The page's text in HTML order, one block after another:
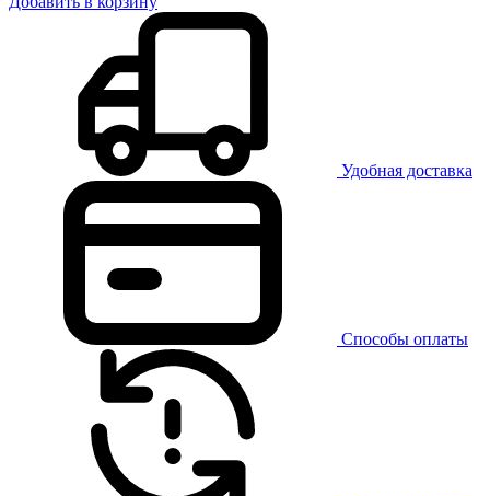
Удобная доставка
Способы оплаты